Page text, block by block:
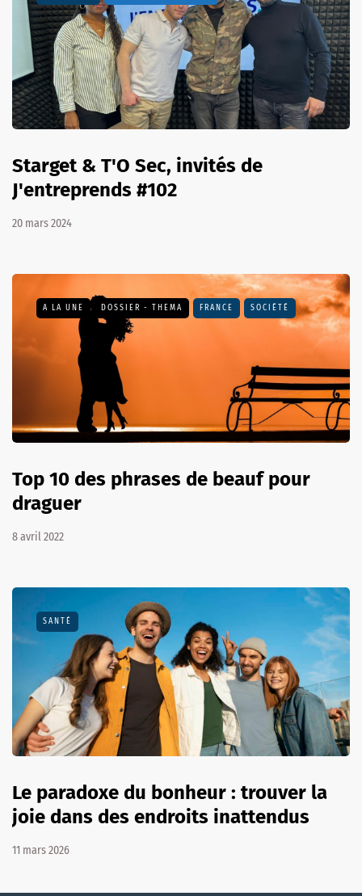
Starget & T'O Sec, invités de
J'entreprends #102
20 mars 2024
A LA UNE DOSSIER - THEMA FRANCE SOCIÉTÉ
Top 10 des phrases de beauf pour
draguer
8 avril 2022
SANTÉ
Le paradoxe du bonheur : trouver la
joie dans des endroits inattendus
11 mars 2026